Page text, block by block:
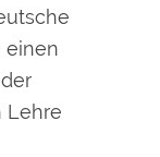
einen
Lehre